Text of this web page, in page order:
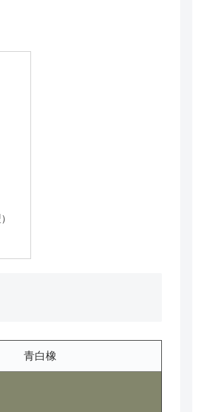
青白橡